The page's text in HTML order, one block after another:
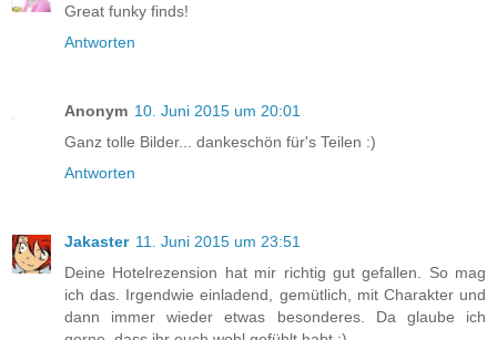
Great funky finds!
Antworten
Anonym 10. Juni 2015 um 20:01
Ganz tolle Bilder... dankeschön für's Teilen :)
Antworten
Jakaster 11. Juni 2015 um 23:51
Deine Hotelrezension hat mir richtig gut gefallen. So mag
ich das. Irgendwie einladend, gemütlich, mit Charakter und
dann immer wieder etwas besonderes. Da glaube ich